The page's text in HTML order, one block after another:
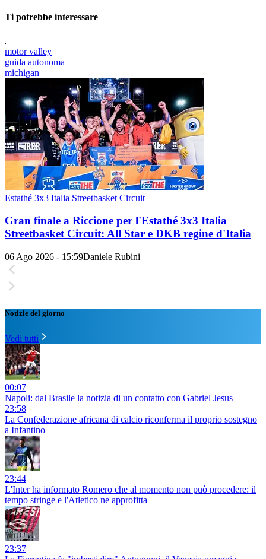
Ti potrebbe interessare
motor valley
guida autonoma
michigan
Estathé 3x3 Italia Streetbasket Circuit
Gran finale a Riccione per l'Estathé 3x3 Italia
Streetbasket Circuit: All Star e DKB regine d'Italia
06 Ago 2026 - 15:59Daniele Rubini
Notizie del giorno
Vedi tutti
00:07
Napoli: dal Brasile la notizia di un contatto con Gabriel Jesus
23:58
La Confederazione africana di calcio riconferma il proprio sostegno
a Infantino
23:44
L'Inter ha informato Romero che al momento non può procedere: il
tempo stringe e l'Atletico ne approfitta
23:37